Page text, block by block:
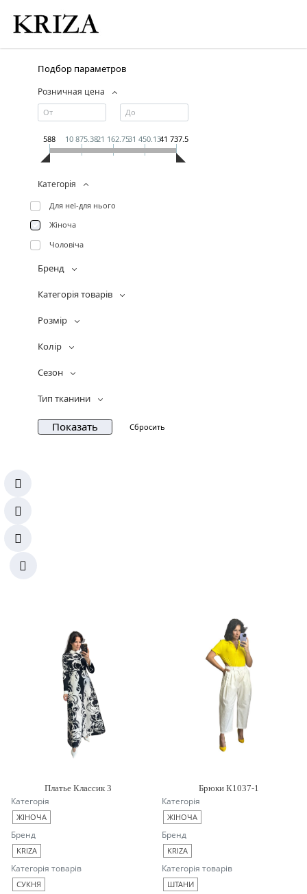
Подбор параметров
Розничная цена
588 10 875.3821 162.7531 450.1341 737.50
Категорія
Для неї-для нього
Жіноча
Чоловіча
Бренд
Категорія товарів
Розмір
Колір
Сезон
Тип тканини
Платье Классик 3
Категорія
ЖІНОЧА
Бренд
KRIZA
Категорія товарів
СУКНЯ
Брюки К1037-1
Категорія
ЖІНОЧА
Бренд
KRIZA
Категорія товарів
ШТАНИ